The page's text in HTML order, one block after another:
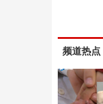
频道热点